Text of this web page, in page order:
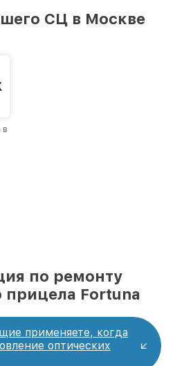
Fortuna в городе
СЦ в Москве
в
по ремонту
прицела Fortuna
применяете, когда
оптических